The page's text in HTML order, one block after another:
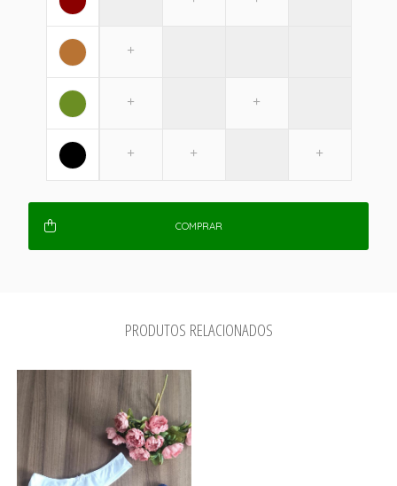
COMPRAR
PRODUTOS RELACIONADOS